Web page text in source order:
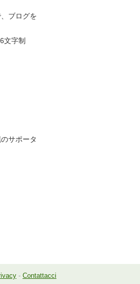
ブログを
文字制
サポータ
- Contattacci